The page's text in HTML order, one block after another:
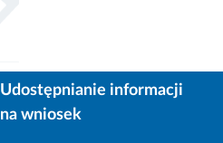
Udostępnianie informacji
na wniosek